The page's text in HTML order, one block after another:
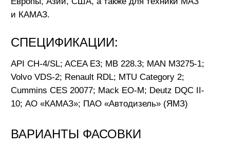
СКАЧАТЬ TDS
20 л 180 кг
* Настоящие значения типичны для текущего
производства. Данные не содержат гарантии
свойств или обеспечения пригодности для
положения и предписания, касающиеся
наших продуктов. Продукты NEXXOL